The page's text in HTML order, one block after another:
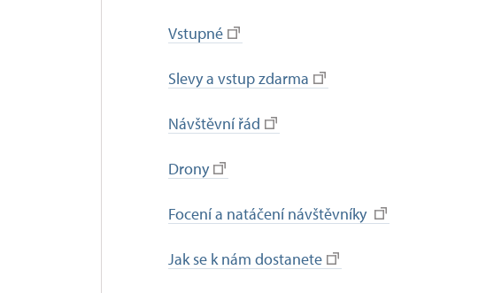
Vstupné
Slevy a vstup zdarma
Návštěvní řád
Drony
Focení a natáčení návštěvníky
Jak se k nám dostanete